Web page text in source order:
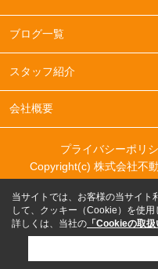
ブログ一覧
スタッフ紹介
会社概要
プライバシーポリ
Copyright(c) 株式会社不
当サイトでは、お客様の当サイト
して、クッキー（Cookie）を使用
詳しくは、当社の 「Cookieの取扱